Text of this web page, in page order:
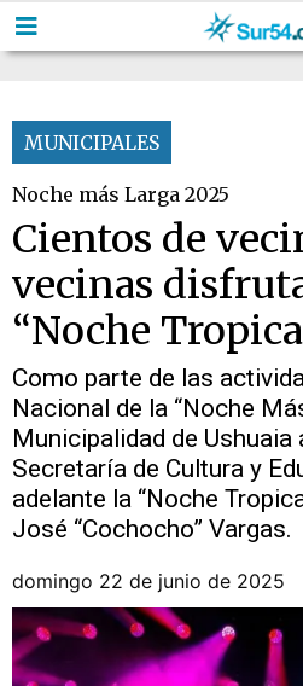
MUNICIPALES
Noche más Larga 2025
Cientos de
vecinas
“Noche
Como parte de las
Nacional de la “Noche
Municipalidad de Ushuaia
Secretaría de Cultura y
adelante la “Noche
José “Cochocho” Vargas.
domingo 22 de junio de 2025